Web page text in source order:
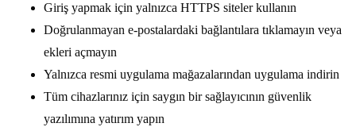
Giriş yapmak için yalnızca HTTPS siteler kullanın
Doğrulanmayan e-postalardaki bağlantılara tıklamayın veya
ekleri açmayın
Yalnızca resmi uygulama mağazalarından uygulama indirin
Tüm cihazlarınız için saygın bir sağlayıcının güvenlik
yazılımına yatırım yapın